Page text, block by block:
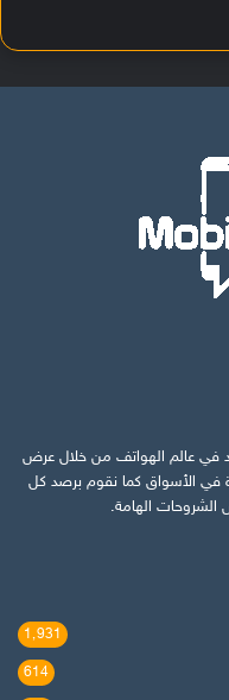
في عالم الهواتف من خلال عرض
في الأسواق كما نقوم برصد كل
الشروحات الهامة.
1٬931
614